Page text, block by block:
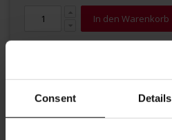
Consent Details
In den Warenkorb